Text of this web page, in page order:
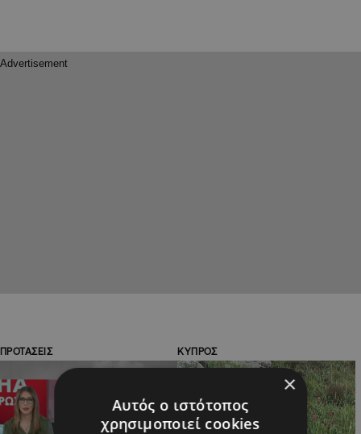
ΠΡΟΤΑΣΕΙΣ ΚΥΠΡΟΣ
×
Αυτός ο ιστότοπος
χρησιμοποιεί cookies